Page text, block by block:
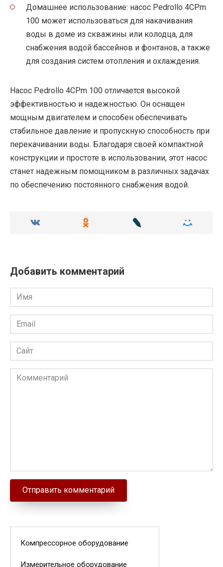
Домашнее использование: насос Pedrollo 4CPm
100 может использоваться для накачивания
воды в доме из скважины или колодца, для
снабжения водой бассейнов и фонтанов, а также
для создания систем отопления и охлаждения.
Насос Pedrollo 4CPm 100 отличается высокой
эффективностью и надежностью. Он оснащен
мощным двигателем и способен обеспечивать
стабильное давление и пропускную способность при
перекачивании воды. Благодаря своей компактной
конструкции и простоте в использовании, этот насос
станет надежным помощником в различных задачах
по обеспечению постоянного снабжения водой.
Добавить комментарий
Имя
Email
Сайт
Комментарий
Компрессорное оборудование
Измерительное оборудование